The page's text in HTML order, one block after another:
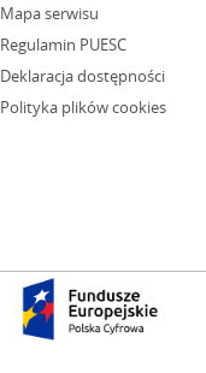
Mapa serwisu
Regulamin PUESC
Deklaracja dostępności
Polityka plików cookies